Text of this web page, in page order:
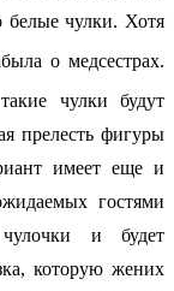
белые чулки. Хотя
о медсестрах.
чулки будут
прелесть фигуры
имеет еще и
гостями
и будет
которую жених